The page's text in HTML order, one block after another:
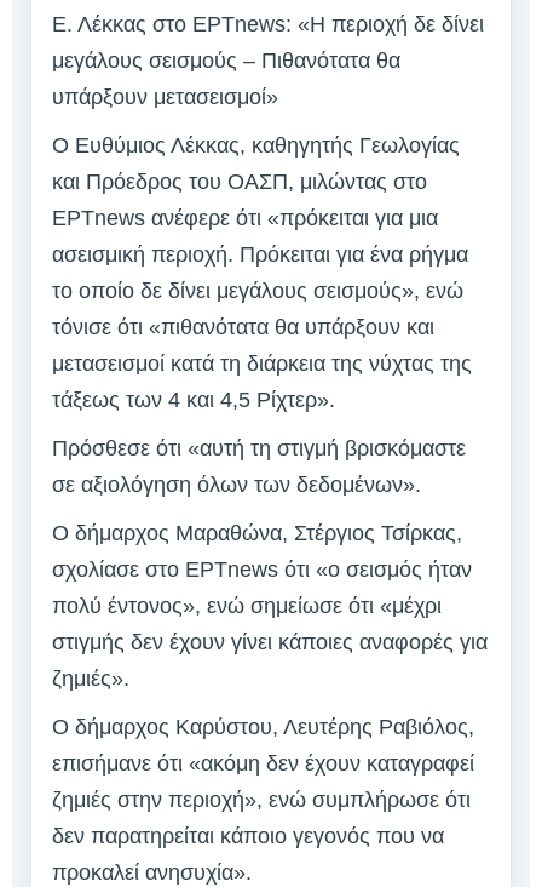
Ε. Λέκκας στο ΕΡΤnews: «Η περιοχή δε δίνει
μεγάλους σεισμούς – Πιθανότατα θα
υπάρξουν μετασεισμοί»
Ο Ευθύμιος Λέκκας, καθηγητής Γεωλογίας
και Πρόεδρος του ΟΑΣΠ, μιλώντας στο
ΕΡΤnews ανέφερε ότι «πρόκειται για μια
ασεισμική περιοχή. Πρόκειται για ένα ρήγμα
το οποίο δε δίνει μεγάλους σεισμούς», ενώ
τόνισε ότι «πιθανότατα θα υπάρξουν και
μετασεισμοί κατά τη διάρκεια της νύχτας της
τάξεως των 4 και 4,5 Ρίχτερ».
Πρόσθεσε ότι «αυτή τη στιγμή βρισκόμαστε
σε αξιολόγηση όλων των δεδομένων».
Ο δήμαρχος Μαραθώνα, Στέργιος Τσίρκας,
σχολίασε στο ΕΡΤnews ότι «ο σεισμός ήταν
πολύ έντονος», ενώ σημείωσε ότι «μέχρι
στιγμής δεν έχουν γίνει κάποιες αναφορές για
ζημιές».
Ο δήμαρχος Καρύστου, Λευτέρης Ραβιόλος,
επισήμανε ότι «ακόμη δεν έχουν καταγραφεί
ζημιές στην περιοχή», ενώ συμπλήρωσε ότι
δεν παρατηρείται κάποιο γεγονός που να
προκαλεί ανησυχία».